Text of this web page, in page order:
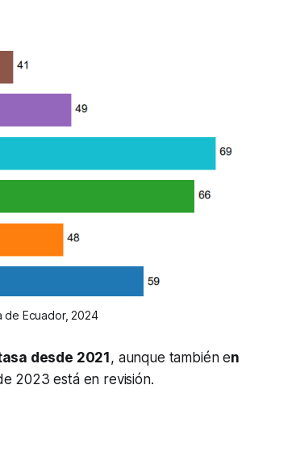
de Ecuador, 2024
desde 2021, aunque también en
2023 está en revisión.